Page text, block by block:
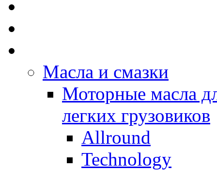
Масла и смазки
Моторные масла
легких грузовиков
Allround
Technology